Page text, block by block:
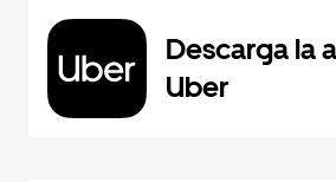
Descarga la
Uber